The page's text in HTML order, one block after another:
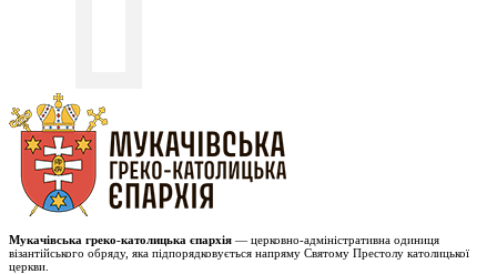
Мукачівська греко-католицька єпархія — церковно-адміністративна одиниця
візантійського обряду, яка підпорядковується напряму Святому Престолу католицької
церкви.